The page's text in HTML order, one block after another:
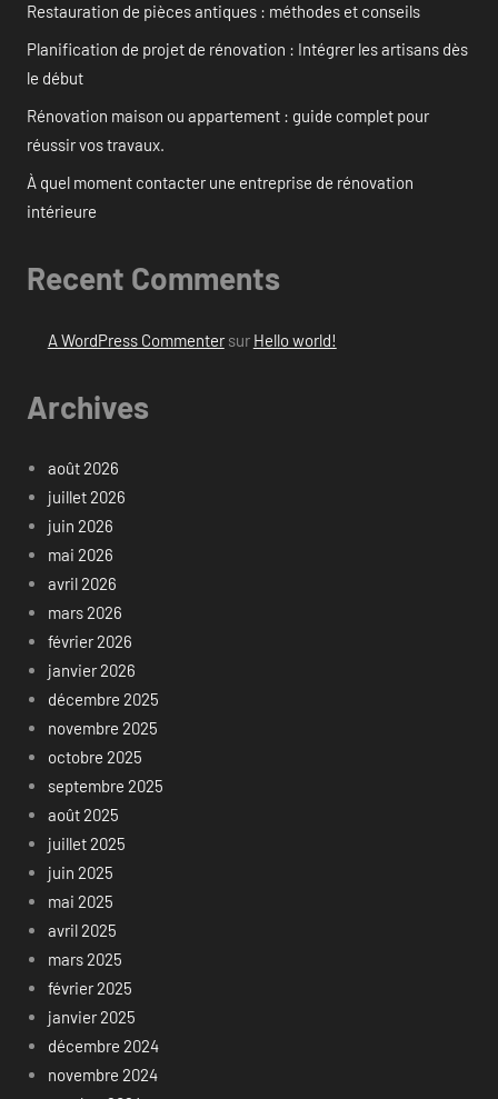
Restauration de pièces antiques : méthodes et conseils
Planification de projet de rénovation : Intégrer les artisans dès
le début
Rénovation maison ou appartement : guide complet pour
réussir vos travaux.
À quel moment contacter une entreprise de rénovation
intérieure
Recent Comments
A WordPress Commentersur Hello world!
Archives
août 2026
juillet 2026
juin 2026
mai 2026
avril 2026
mars 2026
février 2026
janvier 2026
décembre 2025
novembre 2025
octobre 2025
septembre 2025
août 2025
juillet 2025
juin 2025
mai 2025
avril 2025
mars 2025
février 2025
janvier 2025
décembre 2024
novembre 2024